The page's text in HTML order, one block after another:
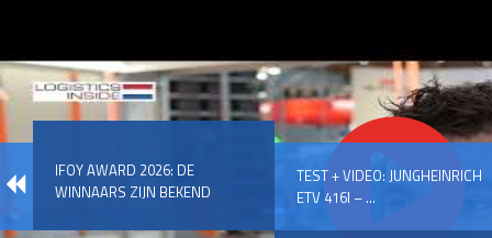
IFOY AWARD 2026: DE
WINNAARS ZIJN BEKEND
TEST + VIDEO: JUNGHEINRICH
ETV 416I – ...